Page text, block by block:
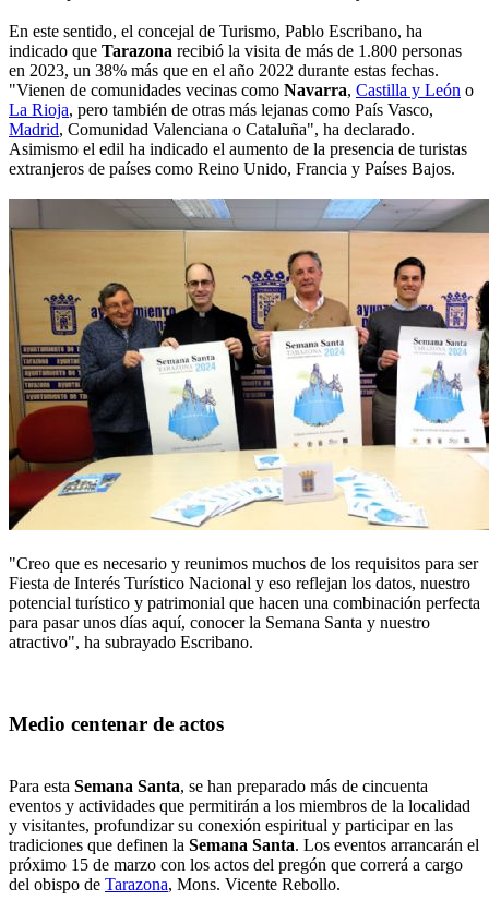
En este sentido, el concejal de Turismo, Pablo Escribano, ha
indicado que Tarazona recibió la visita de más de 1.800 personas
en 2023, un 38% más que en el año 2022 durante estas fechas.
"Vienen de comunidades vecinas como Navarra, Castilla y León o
La Rioja, pero también de otras más lejanas como País Vasco,
Madrid, Comunidad Valenciana o Cataluña", ha declarado.
Asimismo el edil ha indicado el aumento de la presencia de turistas
extranjeros de países como Reino Unido, Francia y Países Bajos.
"Creo que es necesario y reunimos muchos de los requisitos para ser
Fiesta de Interés Turístico Nacional y eso reflejan los datos, nuestro
potencial turístico y patrimonial que hacen una combinación perfecta
para pasar unos días aquí, conocer la Semana Santa y nuestro
atractivo", ha subrayado Escribano.
Medio centenar de actos
Para esta Semana Santa, se han preparado más de cincuenta
eventos y actividades que permitirán a los miembros de la localidad
y visitantes, profundizar su conexión espiritual y participar en las
tradiciones que definen la Semana Santa. Los eventos arrancarán el
próximo 15 de marzo con los actos del pregón que correrá a cargo
del obispo de Tarazona, Mons. Vicente Rebollo.